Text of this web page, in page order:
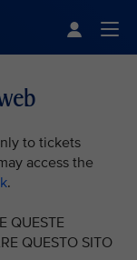
to tickets
access the
.
QUESTE
QUESTO SITO